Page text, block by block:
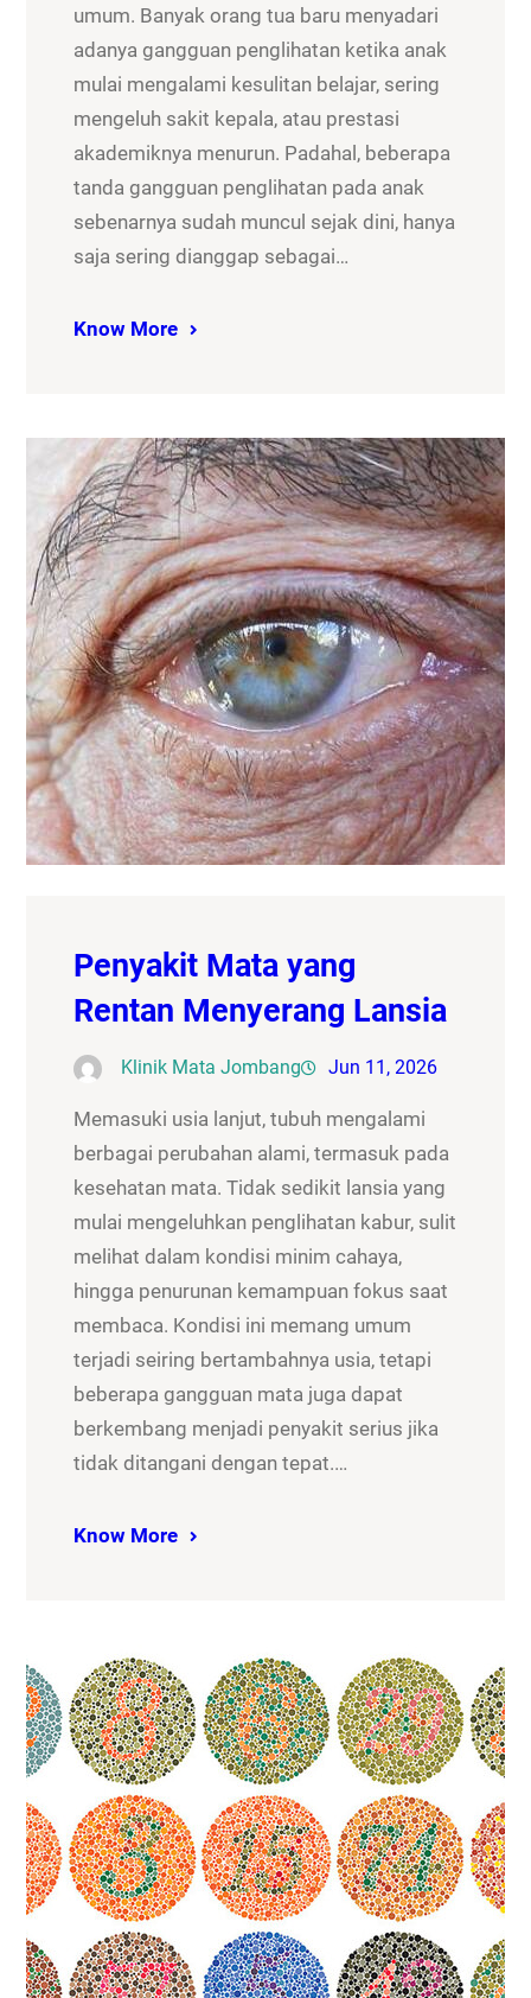
umum. Banyak orang tua baru menyadari
adanya gangguan penglihatan ketika anak
mulai mengalami kesulitan belajar, sering
mengeluh sakit kepala, atau prestasi
akademiknya menurun. Padahal, beberapa
tanda gangguan penglihatan pada anak
sebenarnya sudah muncul sejak dini, hanya
saja sering dianggap sebagai…
Know More
Penyakit Mata yang
Rentan Menyerang Lansia
Klinik Mata Jombang Jun 11, 2026
Memasuki usia lanjut, tubuh mengalami
berbagai perubahan alami, termasuk pada
kesehatan mata. Tidak sedikit lansia yang
mulai mengeluhkan penglihatan kabur, sulit
melihat dalam kondisi minim cahaya,
hingga penurunan kemampuan fokus saat
membaca. Kondisi ini memang umum
terjadi seiring bertambahnya usia, tetapi
beberapa gangguan mata juga dapat
berkembang menjadi penyakit serius jika
tidak ditangani dengan tepat.…
Know More